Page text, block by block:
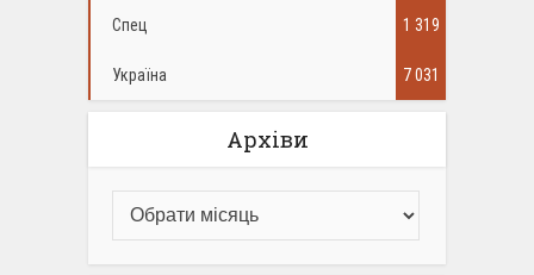
Спец 1 319
Україна 7 031
Архіви